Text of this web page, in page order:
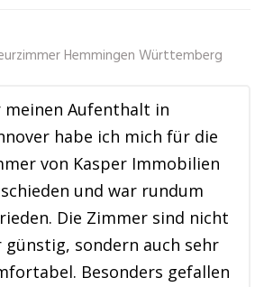
Hemmingen Württemberg
meinen Aufenthalt in
habe ich mich für die
von Kasper Immobilien
und war rundum
Die Zimmer sind nicht
günstig, sondern auch sehr
Besonders gefallen